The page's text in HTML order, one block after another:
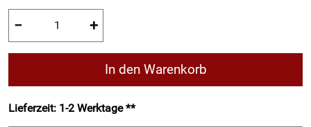
− +
In den Warenkorb
Lieferzeit: 1-2 Werktage **